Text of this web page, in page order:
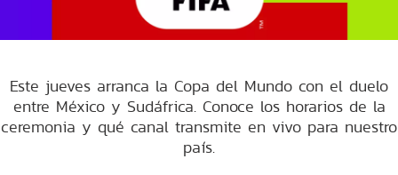
Este jueves arranca la Copa del Mundo con el duelo
entre México y Sudáfrica. Conoce los horarios de la
ceremonia y qué canal transmite en vivo para nuestro
país.